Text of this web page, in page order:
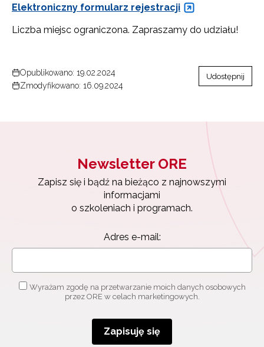
Elektroniczny formularz rejestracji
Liczba miejsc ograniczona. Zapraszamy do udziału!
Opublikowano: 19.02.2024
Zmodyfikowano: 16.09.2024
Udostępnij
Newsletter ORE
Zapisz się i bądź na bieżąco z najnowszymi
informacjami
o szkoleniach i programach.
Adres e-mail:
Wyrażam zgodę na przetwarzanie moich danych osobowych
przez ORE w celach marketingowych.
Zapisuję się
Zapisz się i bądź na bieżąco z najnowszymi
Adres e-mail:
Wyrażam zgodę na przetwarzanie moich danych
osobowych przez ORE w celach marketingowych.